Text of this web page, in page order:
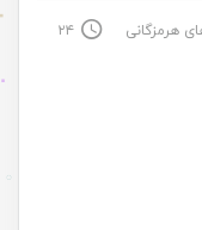
هرمزگانی
۲۴